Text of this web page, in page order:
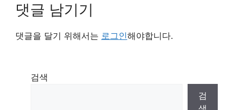
댓글 남기기
댓글을 달기 위해서는 로그인해야합니다.
검색
검